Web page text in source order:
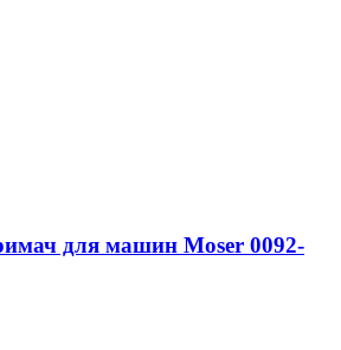
для машин Moser 0092-